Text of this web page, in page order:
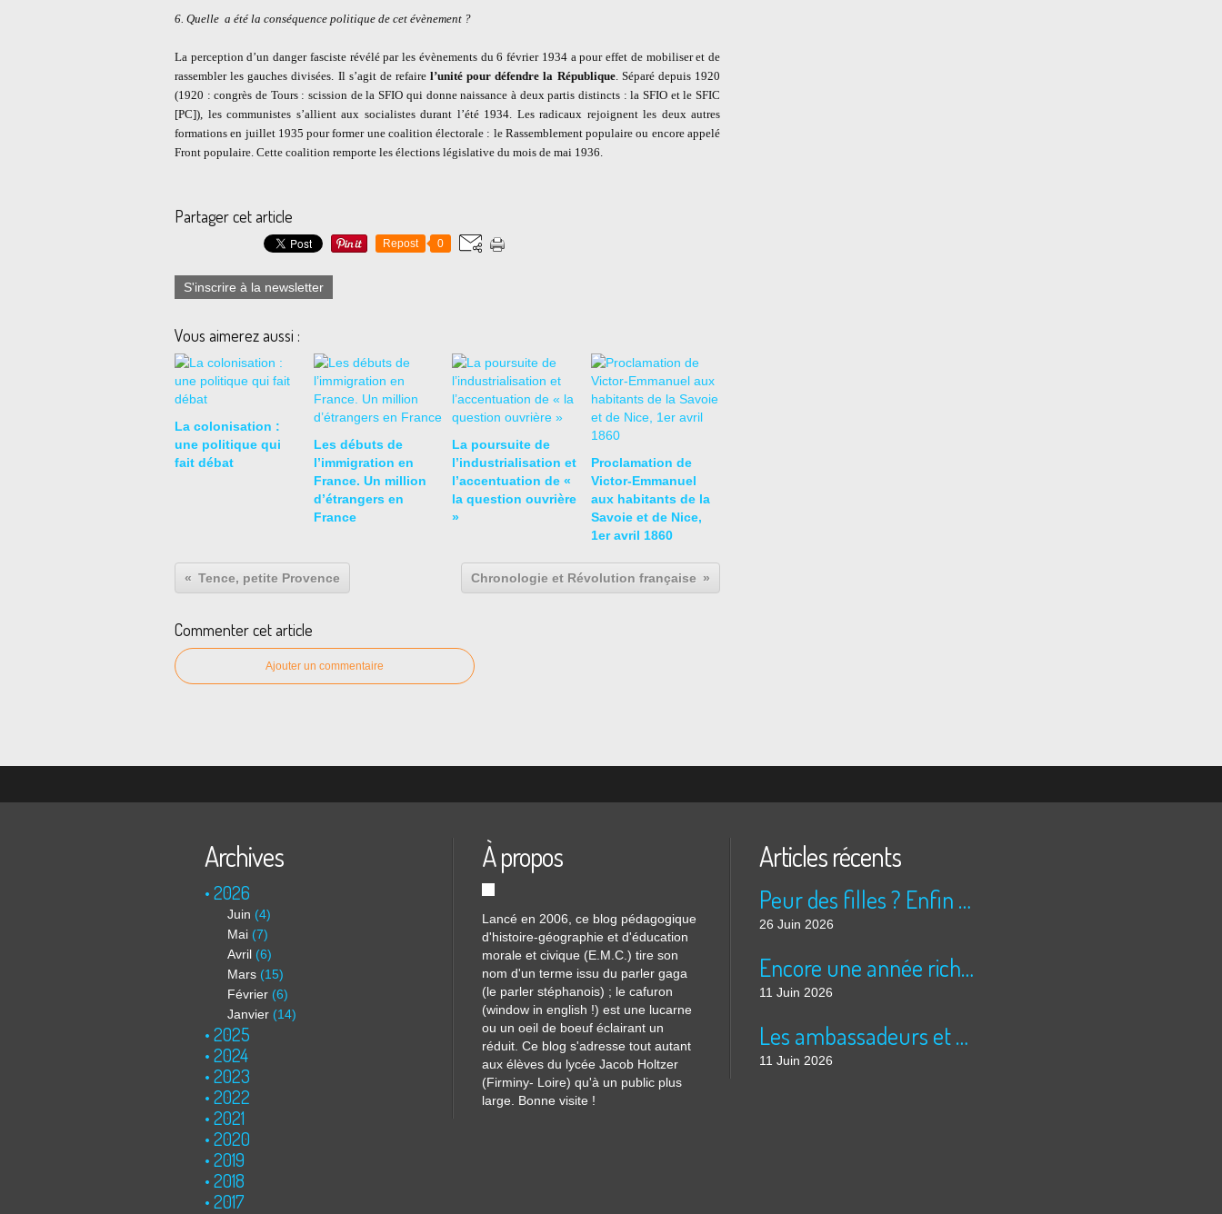
6. Quelle a été la conséquence politique de cet évènement ?
La perception d’un danger fasciste révélé par les évènements du 6 février 1934 a pour effet de mobiliser et de
rassembler les gauches divisées. Il s’agit de refairel’unité pour défendre la République. Séparé depuis 1920
(1920 : congrès de Tours : scission de la SFIO qui donne naissance à deux partis distincts : la SFIO et le SFIC
[PC]), les communistes s’allient aux socialistes durant l’été 1934. Les radicaux rejoignent les deux autres
formations en juillet 1935 pour former une coalition électorale : le Rassemblement populaire ou encore appelé
Front populaire. Cette coalition remporte les élections législative du mois de mai 1936.
Partager cet article
Repost 0
S'inscrire à la newsletter
Vous aimerez aussi :
La colonisation :
une politique qui
fait débat
Les débuts de
l’immigration en
France. Un million
d’étrangers en
France
La poursuite de
l’industrialisation et
l’accentuation de «
la question ouvrière
»
Proclamation de
Victor-Emmanuel
aux habitants de la
Savoie et de Nice,
1er avril 1860
Tence, petite Provence Chronologie et Révolution française
Commenter cet article
Ajouter un commentaire
Archives
2026
Juin (4)
Mai (7)
Avril (6)
Mars (15)
Février (6)
Janvier (14)
2025
2024
2023
2022
2021
2020
2019
2018
2017
À propos
Lancé en 2006, ce blog pédagogique
d'histoire-géographie et d'éducation
morale et civique (E.M.C.) tire son
nom d'un terme issu du parler gaga
(le parler stéphanois) ; le cafuron
(window in english !) est une lucarne
ou un oeil de boeuf éclairant un
réduit. Ce blog s'adresse tout autant
aux élèves du lycée Jacob Holtzer
(Firminy- Loire) qu'à un public plus
large. Bonne visite !
Articles récents
Peur des filles ? Enfin rassuré ?
26 Juin 2026
Encore une année riche en cinéma pour Super 8 !
11 Juin 2026
Les ambassadeurs et SUPER 8 - La solidarité en action
11 Juin 2026